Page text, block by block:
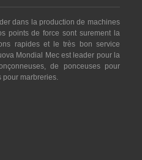
dans la production de machines
points de force sont surement la
rapides et le très bon service
Mondial Mec est leader pour la
de ponceuses pour
pour marbreries.